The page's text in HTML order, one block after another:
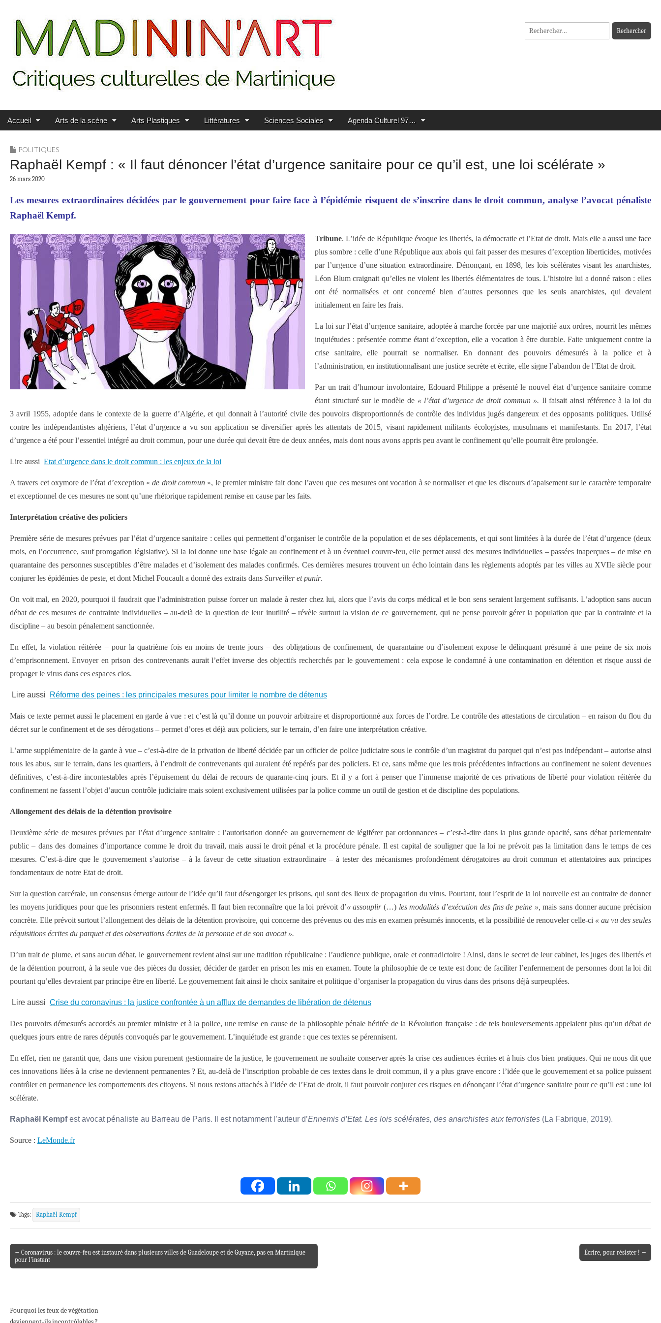
MADININ'ART
Rechercher :
Main menu
Skip to content
Accueil Arts de la scène Arts Plastiques Littératures Sciences Sociales Agenda Culturel 97…
POLITIQUES
Raphaël Kempf : « Il faut dénoncer l’état d’urgence sanitaire pour ce qu’il est, une loi scélérate »
26 mars 2020
Les mesures extraordinaires décidées par le gouvernement pour faire face à l’épidémie risquent de s’inscrire dans le droit commun, analyse l’avocat pénaliste
Raphaël Kempf.
Tribune. L’idée de République évoque les libertés, la démocratie et l’Etat de droit. Mais elle a aussi une face
plus sombre : celle d’une République aux abois qui fait passer des mesures d’exception liberticides, motivées
par l’urgence d’une situation extraordinaire. Dénonçant, en 1898, les lois scélérates visant les anarchistes,
Léon Blum craignait qu’elles ne violent les libertés élémentaires de tous. L’histoire lui a donné raison : elles
ont été normalisées et ont concerné bien d’autres personnes que les seuls anarchistes, qui devaient
initialement en faire les frais.
La loi sur l’état d’urgence sanitaire, adoptée à marche forcée par une majorité aux ordres, nourrit les mêmes
inquiétudes : présentée comme étant d’exception, elle a vocation à être durable. Faite uniquement contre la
crise sanitaire, elle pourrait se normaliser. En donnant des pouvoirs démesurés à la police et à
l’administration, en institutionnalisant une justice secrète et écrite, elle signe l’abandon de l’Etat de droit.
Par un trait d’humour involontaire, Edouard Philippe a présenté le nouvel état d’urgence sanitaire comme
étant structuré sur le modèle de « l’état d’urgence de droit commun ». Il faisait ainsi référence à la loi du
3 avril 1955, adoptée dans le contexte de la guerre d’Algérie, et qui donnait à l’autorité civile des pouvoirs disproportionnés de contrôle des individus jugés dangereux et des opposants politiques. Utilisé
contre les indépendantistes algériens, l’état d’urgence a vu son application se diversifier après les attentats de 2015, visant rapidement militants écologistes, musulmans et manifestants. En 2017, l’état
d’urgence a été pour l’essentiel intégré au droit commun, pour une durée qui devait être de deux années, mais dont nous avons appris peu avant le confinement qu’elle pourrait être prolongée.
Lire aussi Etat d’urgence dans le droit commun : les enjeux de la loi
A travers cet oxymore de l’état d’exception «de droit commun », le premier ministre fait donc l’aveu que ces mesures ont vocation à se normaliser et que les discours d’apaisement sur le caractère temporaire
et exceptionnel de ces mesures ne sont qu’une rhétorique rapidement remise en cause par les faits.
Interprétation créative des policiers
Première série de mesures prévues par l’état d’urgence sanitaire : celles qui permettent d’organiser le contrôle de la population et de ses déplacements, et qui sont limitées à la durée de l’état d’urgence (deux
mois, en l’occurrence, sauf prorogation législative). Si la loi donne une base légale au confinement et à un éventuel couvre-feu, elle permet aussi des mesures individuelles – passées inaperçues – de mise en
quarantaine des personnes susceptibles d’être malades et d’isolement des malades confirmés. Ces dernières mesures trouvent un écho lointain dans les règlements adoptés par les villes au XVIIe siècle pour
conjurer les épidémies de peste, et dont Michel Foucault a donné des extraits dans Surveiller et punir.
On voit mal, en 2020, pourquoi il faudrait que l’administration puisse forcer un malade à rester chez lui, alors que l’avis du corps médical et le bon sens seraient largement suffisants. L’adoption sans aucun
débat de ces mesures de contrainte individuelles – au-delà de la question de leur inutilité – révèle surtout la vision de ce gouvernement, qui ne pense pouvoir gérer la population que par la contrainte et la
discipline – au besoin pénalement sanctionnée.
En effet, la violation réitérée – pour la quatrième fois en moins de trente jours – des obligations de confinement, de quarantaine ou d’isolement expose le délinquant présumé à une peine de six mois
d’emprisonnement. Envoyer en prison des contrevenants aurait l’effet inverse des objectifs recherchés par le gouvernement : cela expose le condamné à une contamination en détention et risque aussi de
propager le virus dans ces espaces clos.
Lire aussi Réforme des peines : les principales mesures pour limiter le nombre de détenus
Mais ce texte permet aussi le placement en garde à vue : et c’est là qu’il donne un pouvoir arbitraire et disproportionné aux forces de l’ordre. Le contrôle des attestations de circulation – en raison du flou du
décret sur le confinement et de ses dérogations – permet d’ores et déjà aux policiers, sur le terrain, d’en faire une interprétation créative.
L’arme supplémentaire de la garde à vue – c’est-à-dire de la privation de liberté décidée par un officier de police judiciaire sous le contrôle d’un magistrat du parquet qui n’est pas indépendant – autorise ainsi
tous les abus, sur le terrain, dans les quartiers, à l’endroit de contrevenants qui auraient été repérés par des policiers. Et ce, sans même que les trois précédentes infractions au confinement ne soient devenues
définitives, c’est-à-dire incontestables après l’épuisement du délai de recours de quarante-cinq jours. Et il y a fort à penser que l’immense majorité de ces privations de liberté pour violation réitérée du
confinement ne fassent l’objet d’aucun contrôle judiciaire mais soient exclusivement utilisées par la police comme un outil de gestion et de discipline des populations.
Allongement des délais de la détention provisoire
Deuxième série de mesures prévues par l’état d’urgence sanitaire : l’autorisation donnée au gouvernement de légiférer par ordonnances – c’est-à-dire dans la plus grande opacité, sans débat parlementaire
public – dans des domaines d’importance comme le droit du travail, mais aussi le droit pénal et la procédure pénale. Il est capital de souligner que la loi ne prévoit pas la limitation dans le temps de ces
mesures. C’est-à-dire que le gouvernement s’autorise – à la faveur de cette situation extraordinaire – à tester des mécanismes profondément dérogatoires au droit commun et attentatoires aux principes
fondamentaux de notre Etat de droit.
Sur la question carcérale, un consensus émerge autour de l’idée qu’il faut désengorger les prisons, qui sont des lieux de propagation du virus. Pourtant, tout l’esprit de la loi nouvelle est au contraire de donner
les moyens juridiques pour que les prisonniers restent enfermés. Il faut bien reconnaître que la loi prévoit d’« assouplir(…) les modalités d’exécution des fins de peine », mais sans donner aucune précision
concrète. Elle prévoit surtout l’allongement des délais de la détention provisoire, qui concerne des prévenus ou des mis en examen présumés innocents, et la possibilité de renouveler celle-ci « au vu des seules
réquisitions écrites du parquet et des observations écrites de la personne et de son avocat ».
D’un trait de plume, et sans aucun débat, le gouvernement revient ainsi sur une tradition républicaine : l’audience publique, orale et contradictoire ! Ainsi, dans le secret de leur cabinet, les juges des libertés et
de la détention pourront, à la seule vue des pièces du dossier, décider de garder en prison les mis en examen. Toute la philosophie de ce texte est donc de faciliter l’enfermement de personnes dont la loi dit
pourtant qu’elles devraient par principe être en liberté. Le gouvernement fait ainsi le choix sanitaire et politique d’organiser la propagation du virus dans des prisons déjà surpeuplées.
Lire aussi Crise du coronavirus : la justice confrontée à un afflux de demandes de libération de détenus
Des pouvoirs démesurés accordés au premier ministre et à la police, une remise en cause de la philosophie pénale héritée de la Révolution française : de tels bouleversements appelaient plus qu’un débat de
quelques jours entre de rares députés convoqués par le gouvernement. L’inquiétude est grande : que ces textes se pérennisent.
En effet, rien ne garantit que, dans une vision purement gestionnaire de la justice, le gouvernement ne souhaite conserver après la crise ces audiences écrites et à huis clos bien pratiques. Qui ne nous dit que
ces innovations liées à la crise ne deviennent permanentes ? Et, au-delà de l’inscription probable de ces textes dans le droit commun, il y a plus grave encore : l’idée que le gouvernement et sa police puissent
contrôler en permanence les comportements des citoyens. Si nous restons attachés à l’idée de l’Etat de droit, il faut pouvoir conjurer ces risques en dénonçant l’état d’urgence sanitaire pour ce qu’il est : une loi
scélérate.
Raphaël Kempfest avocat pénaliste au Barreau de Paris. Il est notamment l’auteur d’Ennemis d’Etat. Les lois scélérates, des anarchistes aux terroristes (La Fabrique, 2019).
Source : LeMonde.fr
Tags: Raphaël Kempf
Post navigation
← Coronavirus : le couvre-feu est instauré dans plusieurs villes de Guadeloupe et de Guyane, pas en Martinique
pour l’instant
Écrire, pour résister ! →
Pourquoi les feux de végétation